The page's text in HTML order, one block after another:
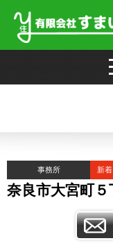
事務所 新着
奈良市大宮町５